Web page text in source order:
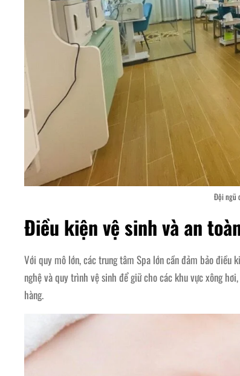
Đội ngũ
Điều kiện vệ sinh và an
Với quy mô lớn, các trung tâm Spa lớn cần đảm bảo điều
nghệ và quy trình vệ sinh để giữ cho các khu vực xông
hàng.